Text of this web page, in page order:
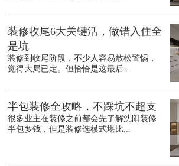
装修收尾6大关键活，做错入住全
是坑
装修到收尾阶段，不少人容易放松警惕，
觉得大局已定。但恰恰是这最后...
半包装修全攻略，不踩坑不超支
很多业主在装修之前都会先了解沈阳装修
半包多钱，但是装修选模式堪比...